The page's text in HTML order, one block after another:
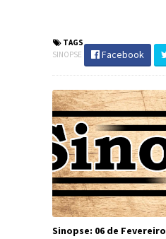
TAGS
SINOPSE
Facebook
Sinopse: 06 de Fevereiro